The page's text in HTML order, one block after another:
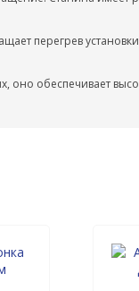
перегрев
оно обеспечивает